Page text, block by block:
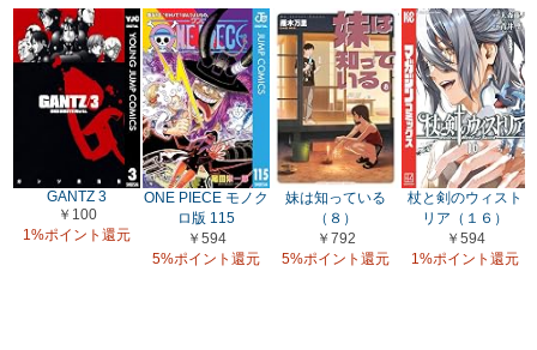
GANTZ 3
￥100
1%ポイント還元
ONE PIECE モノク
ロ版 115
￥594
5%ポイント還元
妹は知っている
（８）
￥792
5%ポイント還元
杖と剣のウィスト
リア（１６）
￥594
1%ポイント還元